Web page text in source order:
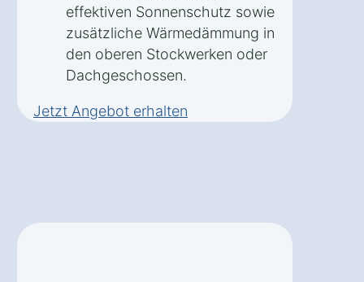
effektiven Sonnenschutz sowie
zusätzliche Wärmedämmung in
den oberen Stockwerken oder
Dachgeschossen.
Jetzt Angebot erhalten